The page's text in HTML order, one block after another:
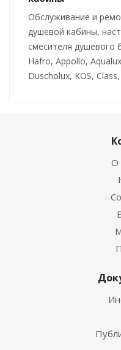
Обслуживание и
душевой кабины,
смесителя душевого
Hafro, Appollo,
Duscholux, KOS,
О